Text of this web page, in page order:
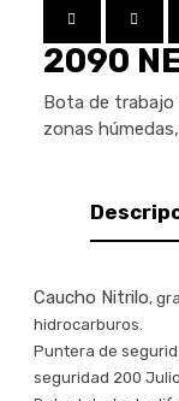
2090
Bota de trabajo
zonas
Caucho Nitrilo,
hidrocarburos.
Puntera de
seguridad 200